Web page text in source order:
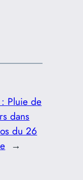
Pluie de
dans
du 26
→